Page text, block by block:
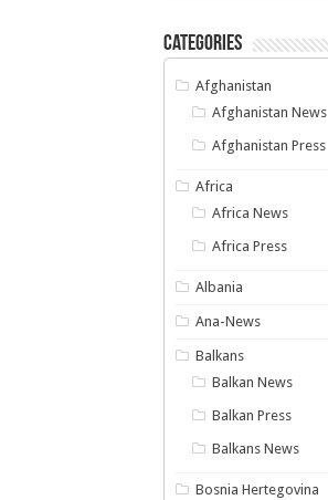
Categories
Afghanistan
Afghanistan News
Afghanistan Press
Africa
Africa News
Africa Press
Albania
Ana-News
Balkans
Balkan News
Balkan Press
Balkans News
Bosnia Hertegovina